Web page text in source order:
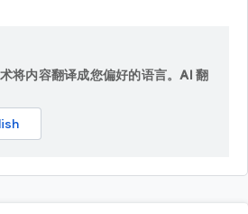
将内容翻译成您偏好的语言。AI 翻